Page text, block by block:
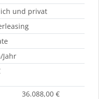
und privat
Jahr
36.088,00 €